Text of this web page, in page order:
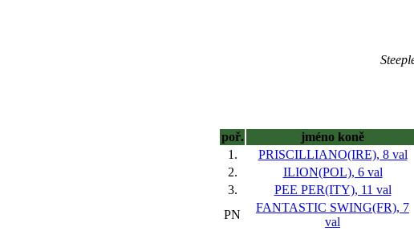
poř.
jméno koně
1.
PRISCILLIANO(IRE), 8 val
2.
ILION(POL), 6 val
3.
PEE PER(ITY), 11 val
PN
FANTASTIC SWING(FR), 7
val